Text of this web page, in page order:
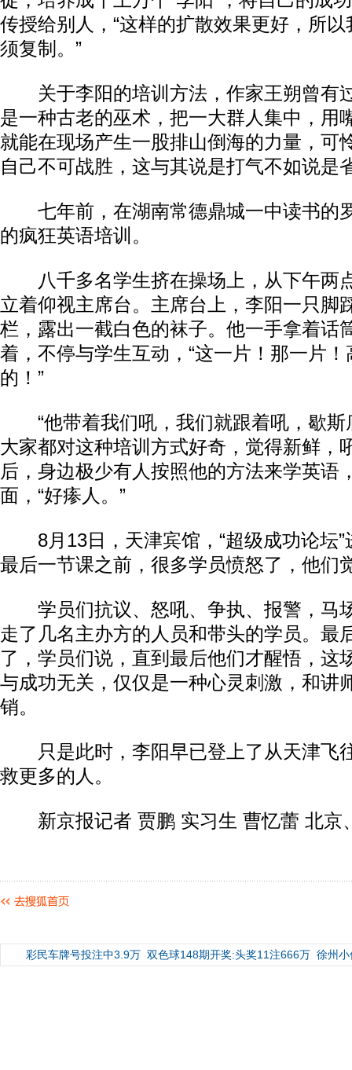
传授给别人，“这样的扩散效果更好，所
须复制。”
关于李阳的培训方法，作家王朔曾有
是一种古老的巫术，把一大群人集中，用
就能在现场产生一股排山倒海的力量，可
自己不可战胜，这与其说是打气不如说是
七年前，在湖南常德鼎城一中读书的
的疯狂英语培训。
八千多名学生挤在操场上，从下午两
立着仰视主席台。主席台上，李阳一只脚
栏，露出一截白色的袜子。他一手拿着话
着，不停与学生互动，“这一片！那一片
的！”
“他带着我们吼，我们就跟着吼，歇斯
大家都对这种培训方式好奇，觉得新鲜，
后，身边极少有人按照他的方法来学英语
面，“好瘆人。”
8月13日，天津宾馆，“超级成功论坛”
最后一节课之前，很多学员愤怒了，他们
学员们抗议、怒吼、争执、报警，马
走了几名主办方的人员和带头的学员。最
了，学员们说，直到最后他们才醒悟，这
与成功无关，仅仅是一种心灵刺激，和讲
销。
只是此时，李阳早已登上了从天津飞
救更多的人。
新京报记者 贾鹏 实习生 曹忆蕾 北京
彩民车牌号投注中3.9万 双色球148期开奖:头奖11注666万 徐州